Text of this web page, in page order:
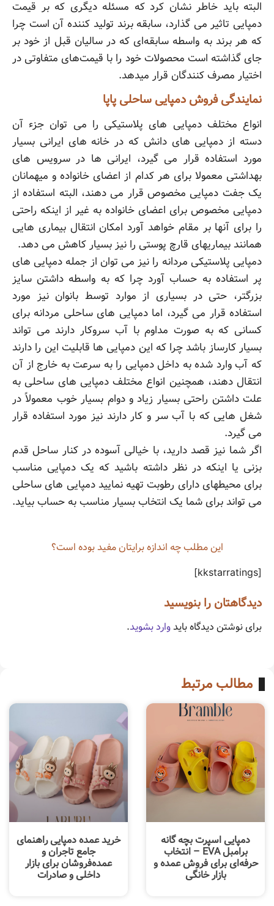
البته باید خاطر نشان کرد که مسئله دیگری که بر قیمت
دمپایی تاثیر می گذارد، سابقه برند تولید کننده آن است چرا
که هر برند به واسطه سابقه‌ای که در سالیان قبل از خود بر
جای گذاشته است محصولات خود را با قیمت‌های متفاوتی در
اختیار مصرف کنندگان قرار میدهد.
نمایندگی فروش دمپایی ساحلی پاپا
انواع مختلف دمپایی های پلاستیکی را می توان جزء آن
دسته از دمپایی های دانش که در خانه های ایرانی بسیار
مورد استفاده قرار می گیرد، ایرانی ها در سرویس های
بهداشتی معمولا برای هر کدام از اعضای خانواده و میهمانان
یک جفت دمپایی مخصوص قرار می دهند، البته استفاده از
دمپایی مخصوص برای اعضای خانواده به غیر از اینکه راحتی
را برای آنها بر مقام خواهد آورد امکان انتقال بیماری هایی
همانند بیماریهای قارچ پوستی را نیز بسیار کاهش می دهد.
دمپایی پلاستیکی مردانه را نیز می توان از جمله دمپایی های
پر استفاده به حساب آورد چرا که به واسطه داشتن سایز
بزرگتر، حتی در بسیاری از موارد توسط بانوان نیز مورد
استفاده قرار می گیرد، اما دمپایی های ساحلی مردانه برای
کسانی که به صورت مداوم با آب سروکار دارند می تواند
بسیار کارساز باشد چرا که این دمپایی ها قابلیت این را دارند
که آب وارد شده به داخل دمپایی را به سرعت به خارج از آن
انتقال دهند، همچنین انواع مختلف دمپایی های ساحلی به
علت داشتن راحتی بسیار زیاد و دوام بسیار خوب معمولاً در
شغل هایی که با آب سر و کار دارند نیز مورد استفاده قرار
می گیرد.
اگر شما نیز قصد دارید، با خیالی آسوده در کنار ساحل قدم
بزنی یا اینکه در نظر داشته باشید که یک دمپایی مناسب
برای محیطهای دارای رطوبت تهیه نمایید دمپایی های ساحلی
می تواند برای شما یک انتخاب بسیار مناسب به حساب بیاید.
این مطلب چه‌ اندازه برایتان مفید بوده است؟
[kkstarratings]
دیدگاهتان را بنویسید
برای نوشتن دیدگاه بایدوارد بشوید.
مطالب مرتبط
دمپایی اسپرت بچه گانه
برامبل EVA – انتخاب
حرفه‌ای برای فروش عمده و
بازار خانگی
خرید عمده دمپایی راهنمای
جامع تاجران و
عمده‌فروشان برای بازار
داخلی و صادرات